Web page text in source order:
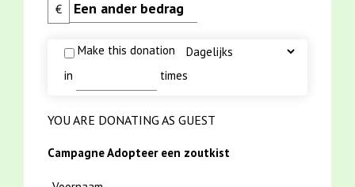
€
Make this donation
in
times
YOU ARE DONATING AS GUEST
Campagne Adopteer een zoutkist